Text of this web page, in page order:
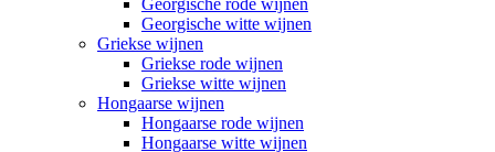
Georgische rode wijnen
Georgische witte wijnen
Griekse wijnen
Griekse rode wijnen
Griekse witte wijnen
Hongaarse wijnen
Hongaarse rode wijnen
Hongaarse witte wijnen